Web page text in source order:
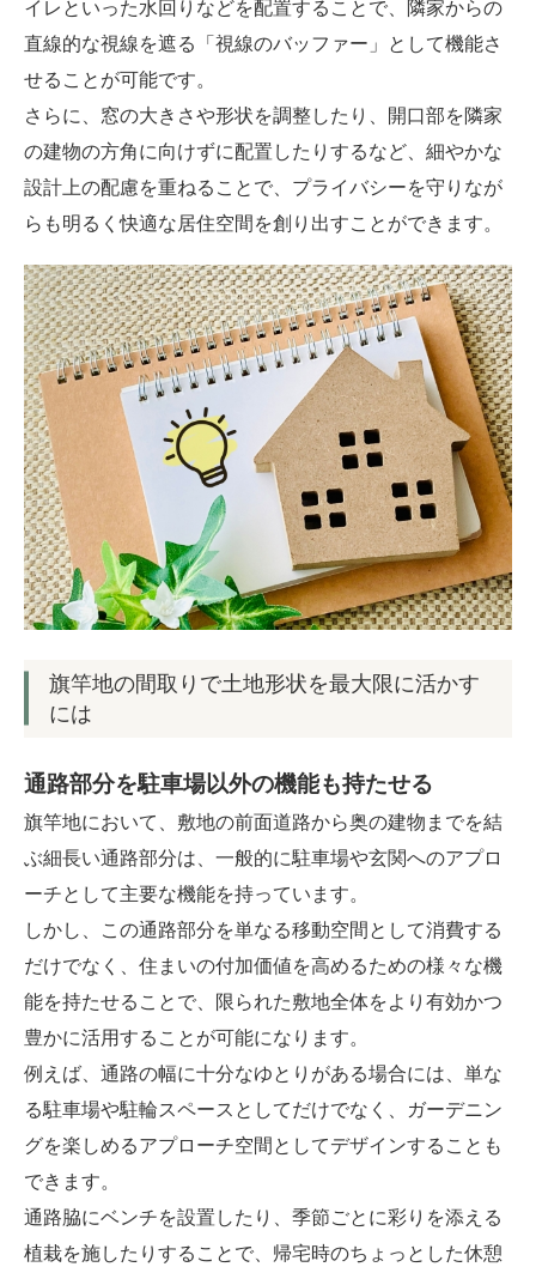
イレといった水回りなどを配置することで、隣家からの
直線的な視線を遮る「視線のバッファー」として機能さ
せることが可能です。
さらに、窓の大きさや形状を調整したり、開口部を隣家
の建物の方角に向けずに配置したりするなど、細やかな
設計上の配慮を重ねることで、プライバシーを守りなが
らも明るく快適な居住空間を創り出すことができます。
旗竿地の間取りで土地形状を最大限に活かす
には
通路部分を駐車場以外の機能も持たせる
旗竿地において、敷地の前面道路から奥の建物までを結
ぶ細長い通路部分は、一般的に駐車場や玄関へのアプロ
ーチとして主要な機能を持っています。
しかし、この通路部分を単なる移動空間として消費する
だけでなく、住まいの付加価値を高めるための様々な機
能を持たせることで、限られた敷地全体をより有効かつ
豊かに活用することが可能になります。
例えば、通路の幅に十分なゆとりがある場合には、単な
る駐車場や駐輪スペースとしてだけでなく、ガーデニン
グを楽しめるアプローチ空間としてデザインすることも
できます。
通路脇にベンチを設置したり、季節ごとに彩りを添える
植栽を施したりすることで、帰宅時のちょっとした休憩